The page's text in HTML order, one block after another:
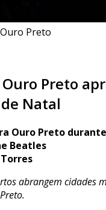
Preto
Preto
Natal
Ouro Preto
Beatles
abrangem cidades